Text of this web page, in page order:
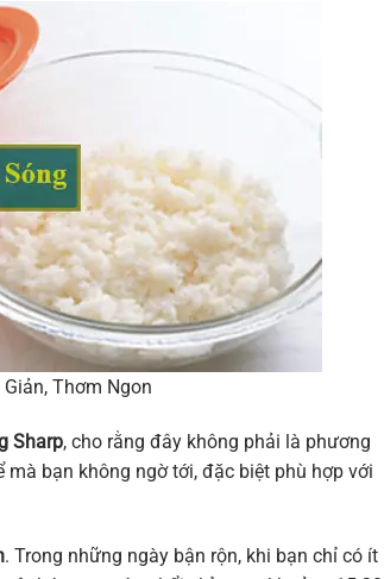
Thơm Ngon
Sharp, cho rằng đây không phải là phương
bạn không ngờ tới, đặc biệt phù hợp với
. Trong những ngày bận rộn, khi bạn chỉ có ít